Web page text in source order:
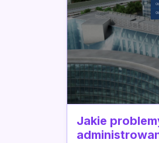
Jakie